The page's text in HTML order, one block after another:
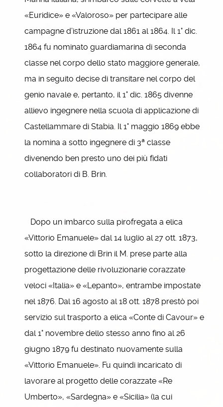
«Euridice» e «Valoroso» per partecipare alle
campagne d’istruzione dal 1861 al 1864. Il 1° dic.
1864 fu nominato guardiamarina di seconda
classe nel corpo dello stato maggiore generale,
ma in seguito decise di transitare nel corpo del
genio navale e, pertanto, il 1° dic. 1865 divenne
allievo ingegnere nella scuola di applicazione di
Castellammare di Stabia. Il 1° maggio 1869 ebbe
la nomina a sotto ingegnere di 3ª classe
divenendo ben presto uno dei più fidati
collaboratori di B. Brin.
Dopo un imbarco sulla pirofregata a elica
«Vittorio Emanuele» dal 14 luglio al 27 ott. 1873,
sotto la direzione di Brin il M. prese parte alla
progettazione delle rivoluzionarie corazzate
veloci «Italia» e «Lepanto», entrambe impostate
nel 1876. Dal 16 agosto al 18 ott. 1878 prestò poi
servizio sul trasporto a elica «Conte di Cavour» e
dal 1° novembre dello stesso anno fino al 26
giugno 1879 fu destinato nuovamente sulla
«Vittorio Emanuele». Fu quindi incaricato di
lavorare al progetto delle corazzate «Re
Umberto», «Sardegna» e «Sicilia» (la cui